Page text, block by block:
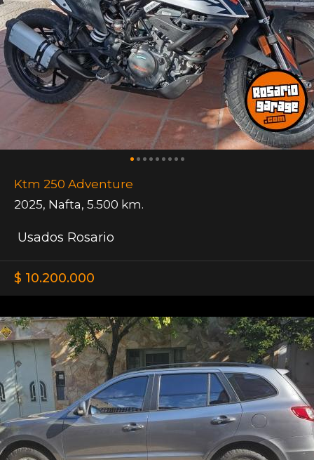
Ktm 250 Adventure
2025, Nafta, 5.500 km.
Usados Rosario
$ 10.200.000